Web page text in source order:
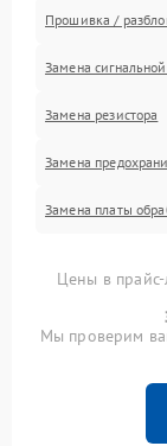
Прошивка /
Замена
Замена резистора
Замена
Замена платы
Цены в прайс-
Мы проверим